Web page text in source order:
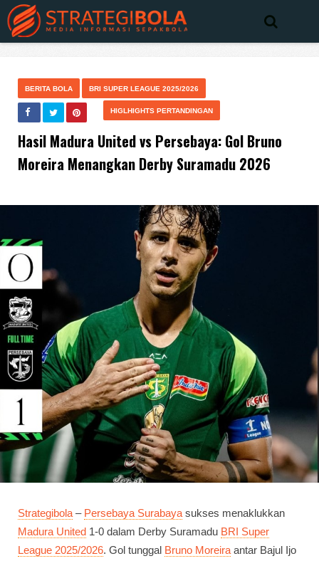
BERITA BOLA BRI SUPER LEAGUE 2025/2026
HIGLHIGHTS PERTANDINGAN
Hasil Madura United vs Persebaya: Gol Bruno
Moreira Menangkan Derby Suramadu 2026
Strategibola – Persebaya Surabaya sukses menaklukkan
Madura United 1-0 dalam Derby Suramadu BRI Super
League 2025/2026. Gol tunggal Bruno Moreira antar Bajul Ijo